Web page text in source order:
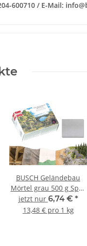
600710 / E-Mail:
BUSCH Geländebau
Mörtel grau 500 g Spur
Neutral 7192
jetzt nur 6,74 € *
13,48 € pro 1 kg